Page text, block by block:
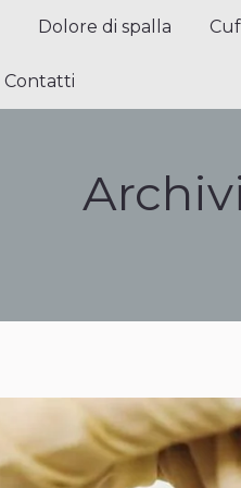
Dolore di spalla
Contatti
Dolore di spalla